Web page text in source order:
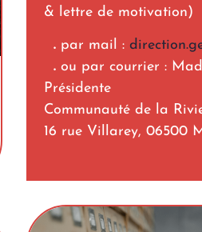
& lettre de motivation)
.par mail :
.ou par courrier :
Présidente
Communauté de la
16 rue Villarey, 06500